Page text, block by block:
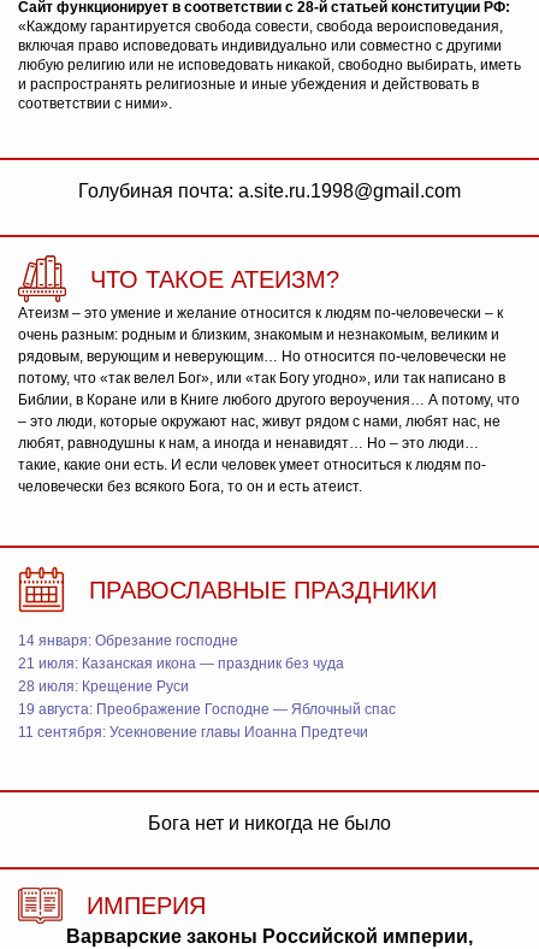
Сайт функционирует в соответствии с 28-й статьей конституции РФ:
«Каждому гарантируется свобода совести, свобода вероисповедания,
включая право исповедовать индивидуально или совместно с другими
любую религию или не исповедовать никакой, свободно выбирать, иметь
и распространять религиозные и иные убеждения и действовать в
соответствии с ними».
Голубиная почта: a.site.ru.1998@gmail.com
ЧТО ТАКОЕ АТЕИЗМ?
Атеизм – это умение и желание относится к людям по-человечески – к
очень разным: родным и близким, знакомым и незнакомым, великим и
рядовым, верующим и неверующим… Но относится по-человечески не
потому, что «так велел Бог», или «так Богу угодно», или так написано в
Библии, в Коране или в Книге любого другого вероучения… А потому, что
– это люди, которые окружают нас, живут рядом с нами, любят нас, не
любят, равнодушны к нам, а иногда и ненавидят… Но – это люди…
такие, какие они есть. И если человек умеет относиться к людям по-
человечески без всякого Бога, то он и есть атеист.
ПРАВОСЛАВНЫЕ ПРАЗДНИКИ
14 января: Обрезание господне
21 июля: Казанская икона — праздник без чуда
28 июля: Крещение Руси
19 августа: Преображение Господне — Яблочный спас
11 сентября: Усекновение главы Иоанна Предтечи
Бога нет и никогда не было
ИМПЕРИЯ
Варварские законы Российской империи,